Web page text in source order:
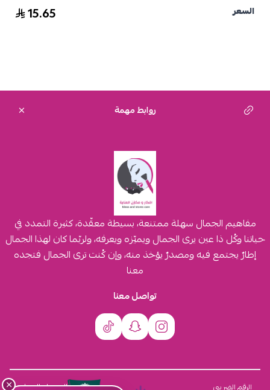
السعر 15.65
روابط مهمة
مفاهيم الجمال سهلة ممتنعة، بسيطة معقّدة، كثيرة التمدد في
حياتنا وكُل ذا عين يرى الجمال ويميّزه ويعرفه، ولربّما كان لهذا الجمال
إطارٌ يجتمع فيه ومصدرٌ يؤخذ منه، وإن كُنت ترى الجمال فتجده
معنا
تواصل معنا
الرقم الضريبي السجل التجاري×